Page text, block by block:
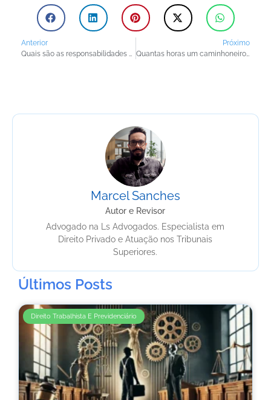
Anterior
Quais são as responsabilidades das empresas em relação à Lei do Caminhoneiro?
Próximo
Quantas horas um caminhoneiro pode dirigir por dia? (segundo a lei trabalhista)
Marcel Sanches
Autor e Revisor
Advogado na Ls Advogados. Especialista em
Direito Privado e Atuação nos Tribunais
Superiores.
Últimos Posts
Direito Trabalhista E Previdenciário